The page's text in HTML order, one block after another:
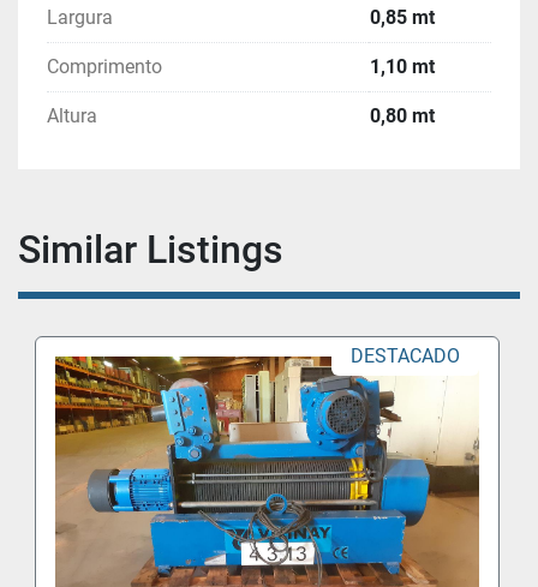
Largura 0,85 mt
Comprimento 1,10 mt
Altura 0,80 mt
Similar Listings
DESTACADO